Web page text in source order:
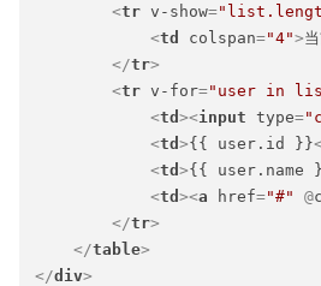
<tr v-show=
<td colspan="4">
</tr>
<tr v-for="user in
<td ><input type=
<td >{{ user.id }}
<td >{{ user.name
<td ><a href="#" @
</tr>
</table>
</div>